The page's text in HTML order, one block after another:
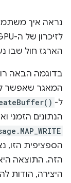
הארגז חול שבו
בדוגמה הבאה
ל-
הנתונים הזמני
הספציפית הזו,
היצירה, הודות